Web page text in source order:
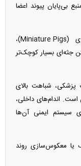
بی‌پایان پیوند اعضا
«مینی‌پیگ‌ها» یا همان خوک‌های مینیاتوری (Miniature Pigs)،
جثه‌ای بسیار کوچک‌تر
پزشکی، شباهت بالای
است. اندام‌های داخلی،
سیستم ایمنی آن‌ها
یا معکوس‌سازی روند